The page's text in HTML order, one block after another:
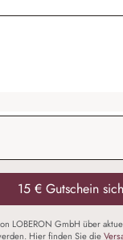
15 € Gutschein
LOBERON GmbH über
Hier finden Sie die